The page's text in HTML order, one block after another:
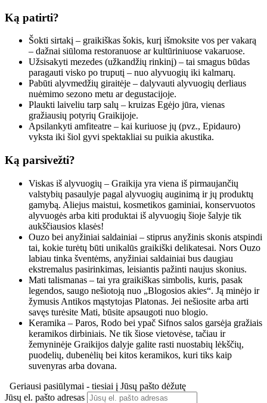
Ką patirti?
Šokti sirtakį – graikiškas šokis, kurį išmoksite vos per vakarą
– dažnai siūloma restoranuose ar kultūriniuose vakaruose.
Užsisakyti mezedes (užkandžių rinkinį) – tai smagus būdas
paragauti visko po truputį – nuo alyvuogių iki kalmarų.
Pabūti alyvmedžių giraitėje – dalyvauti alyvuogių derliaus
nuėmimo sezono metu ar degustacijoje.
Plaukti laiveliu tarp salų – kruizas Egėjo jūra, vienas
gražiausių potyrių Graikijoje.
Apsilankyti amfiteatre – kai kuriuose jų (pvz., Epidauro)
vyksta iki šiol gyvi spektakliai su puikia akustika.
Ką parsivežti?
Viskas iš alyvuogių – Graikija yra viena iš pirmaujančių
valstybių pasaulyje pagal alyvuogių auginimą ir jų produktų
gamybą. Aliejus maistui, kosmetikos gaminiai, konservuotos
alyvuogės arba kiti produktai iš alyvuogių šioje šalyje tik
aukščiausios klasės!
Ouzo bei anyžiniai saldainiai – stiprus anyžinis skonis atspindi
tai, kokie turėtų būti unikalūs graikiški delikatesai. Nors Ouzo
labiau tinka šventėms, anyžiniai saldainiai bus daugiau
ekstremalus pasirinkimas, leisiantis pažinti naujus skonius.
Mati talismanas – tai yra graikiškas simbolis, kuris, pasak
legendos, saugo nešiotoją nuo „Blogosios akies“. Ją minėjo ir
žymusis Antikos mąstytojas Platonas. Jei nešiosite arba arti
savęs turėsite Mati, būsite apsaugoti nuo blogio.
Keramika – Paros, Rodo bei ypač Sifnos salos garsėja gražiais
keramikos dirbiniais. Ne tik šiose vietovėse, tačiau ir
žemyninėje Graikijos dalyje galite rasti nuostabių lėkščių,
puodelių, dubenėlių bei kitos keramikos, kuri tiks kaip
suvenyras arba dovana.
Geriausi pasiūlymai - tiesiai į Jūsų pašto dėžutę
Jūsų el. pašto adresas